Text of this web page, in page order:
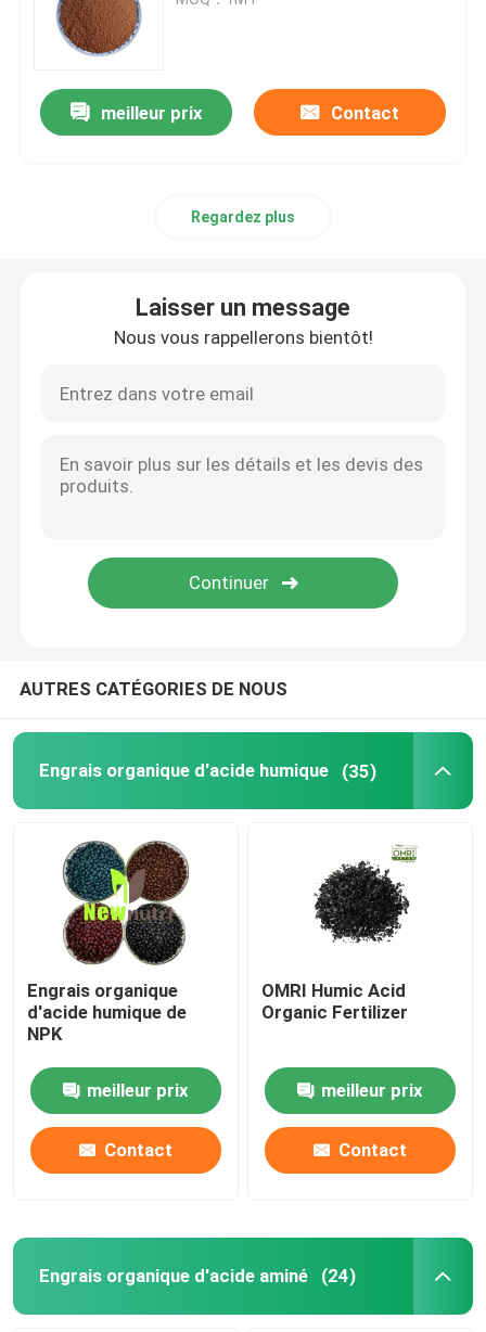
Engrais de Humate de potassium
Engrais de poudre d'extrait d'algue
Poudre composée d'acide aminé
Engrais d'acide humique
Potassium Fulvic acide
Engrais d'acide aminé
Poudre soluble d'acide humique
meilleur prix Contact
Regardez plus
Laisser un message
Nous vous rappellerons bientôt!
AUTRES CATÉGORIES DE NOUS
Engrais organique d'acide humique (35)
Engrais organique
d'acide humique de
NPK
meilleur prix
Contact
OMRI Humic Acid
Organic Fertilizer
meilleur prix
Contact
Engrais organique d'acide aminé (24)